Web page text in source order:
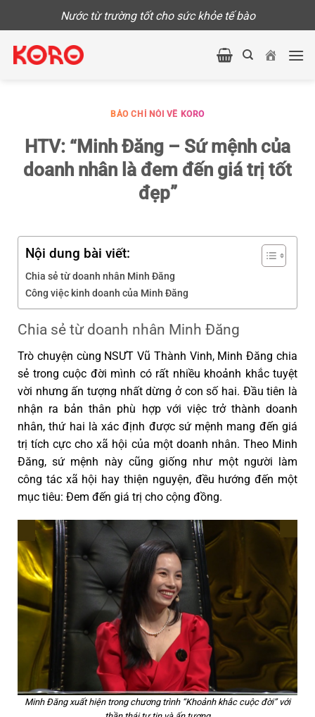
content
Nước từ trường tốt cho sức khỏe tế bào
BÁO CHÍ NÓI VỀ KORO
HTV: “Minh Đăng – Sứ mệnh của
doanh nhân là đem đến giá trị tốt
đẹp”
Nội dung bài viết:
Chia sẻ từ doanh nhân Minh Đăng
Công việc kinh doanh của Minh Đăng
Chia sẻ từ doanh nhân Minh Đăng
Trò chuyện cùng NSƯT Vũ Thành Vinh, Minh Đăng chia
sẻ trong cuộc đời mình có rất nhiều khoảnh khắc tuyệt
vời nhưng ấn tượng nhất dừng ở con số hai. Đầu tiên là
nhận ra bản thân phù hợp với việc trở thành doanh
nhân, thứ hai là xác định được sứ mệnh mang đến giá
trị tích cực cho xã hội của một doanh nhân. Theo Minh
Đăng, sứ mệnh này cũng giống như một người làm
công tác xã hội hay thiện nguyện, đều hướng đến một
mục tiêu: Đem đến giá trị cho cộng đồng.
Minh Đăng xuất hiện trong chương trình “Khoảnh khắc cuộc đời” với